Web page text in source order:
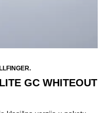
GC WHITEOUT